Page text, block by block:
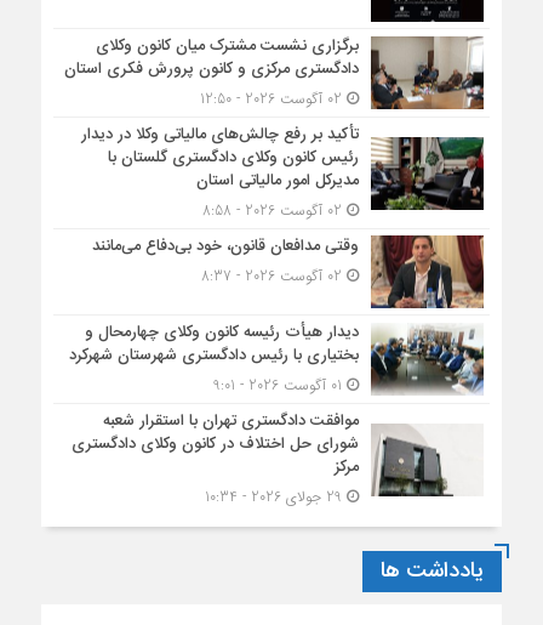
برگزاری نشست مشترک میان کانون وکلای
دادگستری مرکزی و کانون پرورش فکری استان
تأکید بر رفع چالش‌های مالیاتی وکلا در دیدار
رئیس کانون وکلای دادگستری گلستان با
مدیرکل امور مالیاتی استان
وقتی مدافعان قانون، خود بی‌دفاع می‌مانند
دیدار هیأت رئیسه کانون وکلای چهارمحال و
بختیاری با رئیس دادگستری شهرستان شهرکرد
موافقت دادگستری تهران با استقرار شعبه
شورای حل اختلاف در کانون وکلای دادگستری
مرکز
یادداشت ها